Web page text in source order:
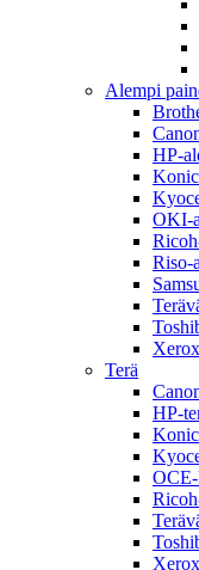
Alempi
HP-
OKI-
Riso-
Terä
HP-